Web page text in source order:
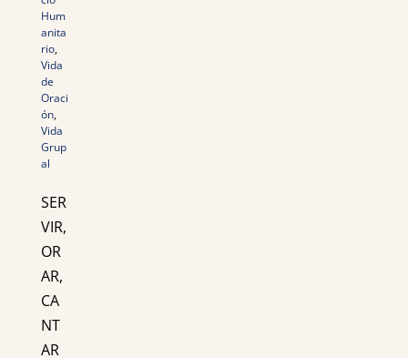
Hum
anita
rio,
Vida
de
Oraci
ón,
Vida
Grup
al
SER
VIR,
OR
AR,
CA
NT
AR